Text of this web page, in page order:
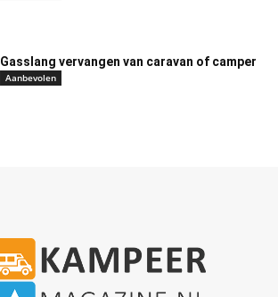
Gasslang vervangen van caravan of camper
Aanbevolen